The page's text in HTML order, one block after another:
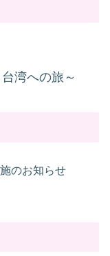
台湾への旅～
のお知らせ